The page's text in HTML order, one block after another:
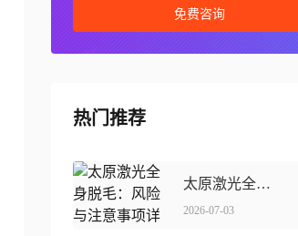
免费咨询
热门推荐
太原激光全身脱毛：风险与注意事项详解
2026-07-03